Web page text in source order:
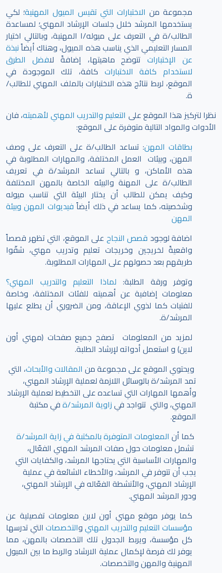
مجموعة من الاختبارات التي تقيس الميول المهنية؛ لكي
يستخدمها المرشد خلال جلسات الإرشاد المهني؛ لمساعدة
الطالب/ة في التعرف على ميوله/ا المهنية، وبالتالي اختيار
المسار التعليمي الذي يناسب هذه الميول، وهناك أيضاًنبذة
عن الإختباراتتتوضح ماهيتها، إضافةً لافضل الطرق
لاستخدام كافة الاختبارات كافة، تلك الموجودة في
الموقع، لربط نتائج هذه الاختبارات بالملف المهني للطالب/
ة.
نظرا لتركيز هذا الموقع على التعليم والتدريب المهني لأهميته، فان
الأدوات والمواد التالية متوفرة على الموقع:
بطاقات المهن: تساعد الطالب/ة على التعرف على وصف
المهن، وبيئات العمل المختلفة، والمهارات المطلوبة في
هذه الأماكن، و بالتالي تساعد المرشد/ة في تعريف
الطالب/ة على المهنة والبيئه الخاصة بالمهن المختلفة
وكيف يمكن للطالب أن يختار البيئة التي تناسب ميوله
وشخصيته، كما يساعد في ذلك أيضاً فيديوات المهن وبيئة
المهن
اضافة لوجود قصص النجاح على الموقع، التي تظهر قصصاً
واقعيةً لخريجين وخريجات تعليم وتدريب مهني، شقّوا
طريقهم بعد حصولهم على المهارات المطلوبة.
وتوفر ورقة الطلبة: لماذا التعليم والتدريب المهني؟
معلومات إضافية عن أهميته للفئات المختلفة، وخاصة
للفتيات كما لذوي الإعاقة، ومن الضروري أن يطلع عليها
المرشد/ة.
لمزيد من المعلومات تصفح جميع صفحات (مهني أون
لاين) و استعمل أدواته لإرشاد الطلبة.
ويحتوي الموقع على مجموعة من المقالات والأبحاث، التي
تمد المرشد/ة بالوسائل اللازمة لعملية الإرشاد المهني،
وأهمها المهارات التي تساعده على التخطيط لعملية الإرشاد
المهني، والتي تتواجد فيزاوية المرشد/ةفي مكتبة
الموقع.
كما أن المعلومات المتوفرة بالمكتبة في زاية المرشد/ة
تشمل معلومات حول صفات المرشد المهني الفعّال،
والمهارات الأساسية التي يحتاجها المرشد، والكفايات التي
يجب أن تتوفر في المرشد، والأخطاء الشائعة في عملية
الإرشاد المهني، والأنشطة الفعّاله في الإرشاد المهني،
ودور المرشد المهني.
كما يوفر موقع مهني أون لاين معلومات تفصيلية عن
مؤسسات التعليم والتدريب المهنيوالتخصصات التي تدرسها
كل مؤسسة، ويربط الجدول تلك التخصصات بالمهن، مما
يوفر لك فرصة لإكمال عملية الارشاد والربط ما بين الميول
المهنية والمهن والتخصصات.